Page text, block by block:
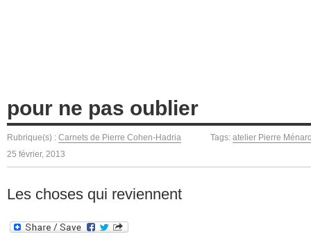
pour ne pas oublier
Rubrique(s) : Carnets de Pierre Cohen-Hadria Tags: atelier Pierre
25 février, 2013
Les choses qui reviennent